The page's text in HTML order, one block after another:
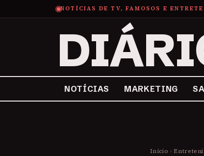
NOTÍCIAS DE TV, FAMOSOS E
NOTÍCIAS MARKETING
Início ›